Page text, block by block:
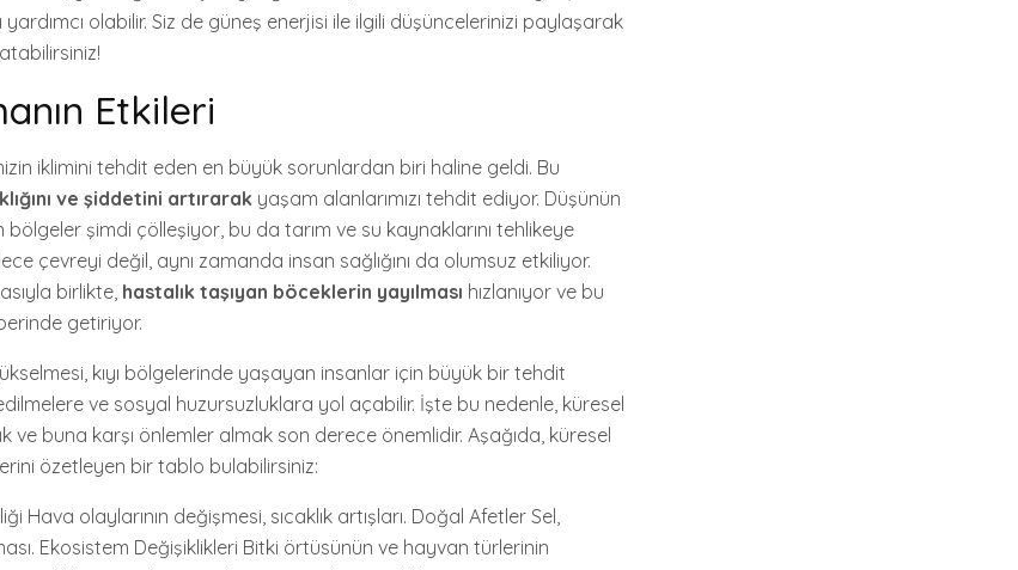
olabilir. Siz de güneş enerjisi ile ilgili düşüncelerinizi paylaşarak
Etkileri
iklimini tehdit eden en büyük sorunlardan biri haline geldi. Bu
ve şiddetini artırarak yaşam alanlarımızı tehdit ediyor. Düşünün
bölgeler şimdi çölleşiyor, bu da tarım ve su kaynaklarını tehlikeye
çevreyi değil, aynı zamanda insan sağlığını da olumsuz etkiliyor.
birlikte, hastalık taşıyan böceklerin yayılması hızlanıyor ve bu
getiriyor.
kıyı bölgelerinde yaşayan insanlar için büyük bir tehdit
ve sosyal huzursuzluklara yol açabilir. İşte bu nedenle, küresel
ve buna karşı önlemler almak son derece önemlidir. Aşağıda, küresel
özetleyen bir tablo bulabilirsiniz:
Hava olaylarının değişmesi, sıcaklık artışları. Doğal Afetler Sel,
Ekosistem Değişiklikleri Bitki örtüsünün ve hayvan türlerinin